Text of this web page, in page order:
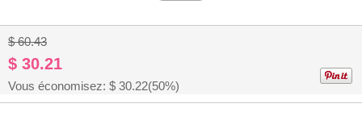
$ 60.43
$ 30.21
Vous économisez: $ 30.22(50%)